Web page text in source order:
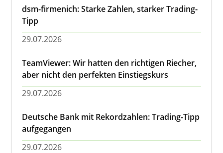
dsm-firmenich: Starke Zahlen, starker Trading-
Tipp
29.07.2026
TeamViewer: Wir hatten den richtigen Riecher,
aber nicht den perfekten Einstiegskurs
29.07.2026
Deutsche Bank mit Rekordzahlen: Trading-Tipp
aufgegangen
29.07.2026